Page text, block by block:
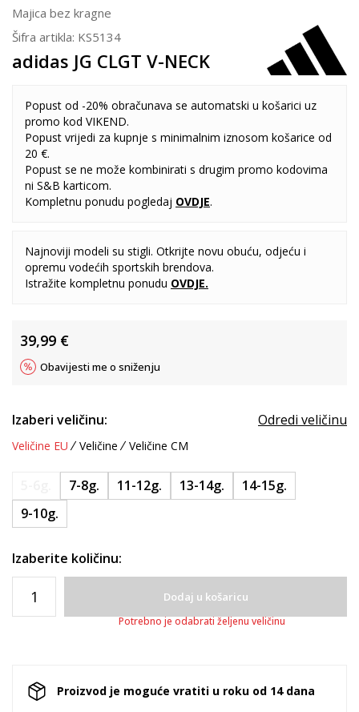
Majica bez kragne
Šifra artikla: KS5134
adidas JG CLGT V-NECK
Popust od -20% obračunava se automatski u košarici uz
promo kod VIKEND.
Popust vrijedi za kupnje s minimalnim iznosom košarice od
20 €.
Popust se ne može kombinirati s drugim promo kodovima
ni S&B karticom.
Kompletnu ponudu pogledaj OVDJE.
Najnoviji modeli su stigli. Otkrijte novu obuću, odjeću i
opremu vodećih sportskih brendova.
Istražite kompletnu ponudu OVDJE.
39,99 €
Obavijesti me o sniženju
Izaberi veličinu: Odredi veličinu
Veličine EU Veličine Veličine CM
7-8g. 11-12g. 13-14g.
14-15g.
9-10g.
Izaberite količinu:
Dodaj u košaricu
Potrebno je odabrati željenu veličinu
Proizvod je moguće vratiti u roku od 14 dana